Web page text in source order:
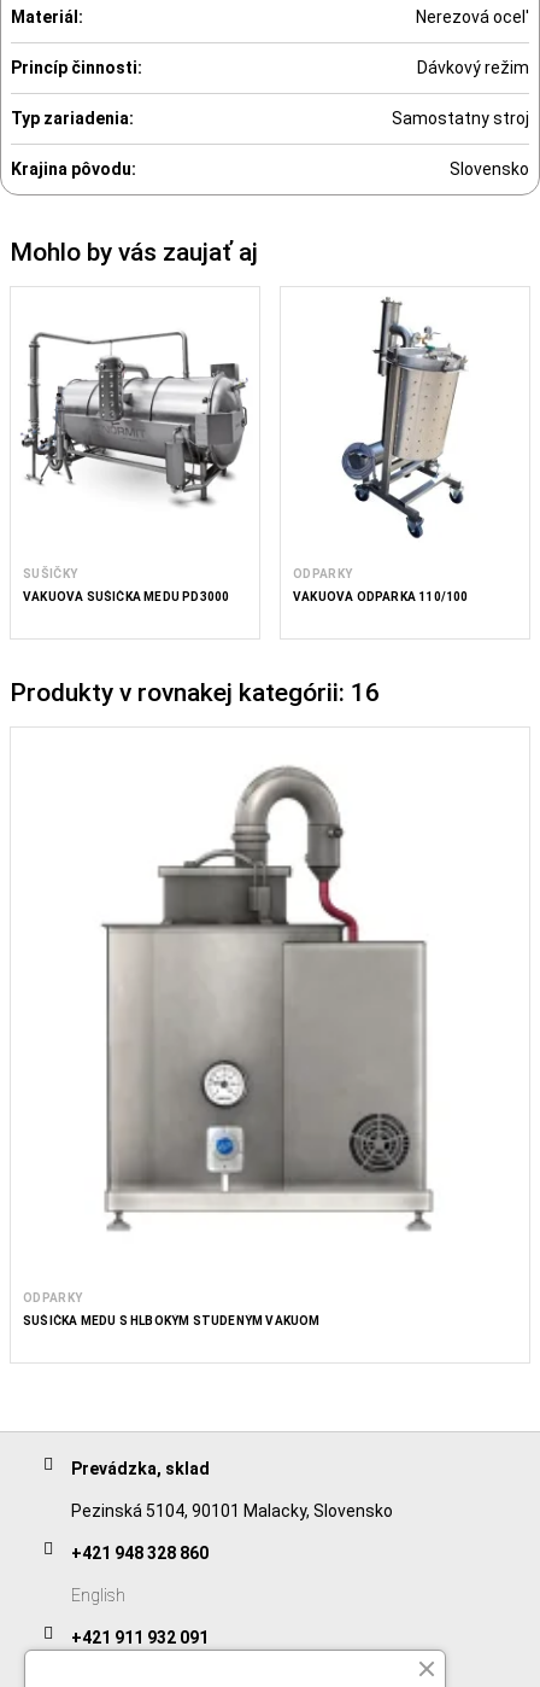
Materiál: Nerezová ocel'
Princíp činnosti: Dávkový režim
Typ zariadenia: Samostatny stroj
Krajina pôvodu: Slovensko
Mohlo by vás zaujať aj
SUŠIČKY
VÁKUOVÁ SUŠIČKA MEDU PD3000
ODPARKY
VÁKUOVÁ ODPARKA 110/100
Produkty v rovnakej kategórii: 16
ODPARKY
SUŠIČKA MEDU S HLBOKÝM STUDENÝM VÁKUOM
Prevádzka, sklad
Pezinská 5104, 90101 Malacky, Slovensko
+421 948 328 860
English
+421 911 932 091